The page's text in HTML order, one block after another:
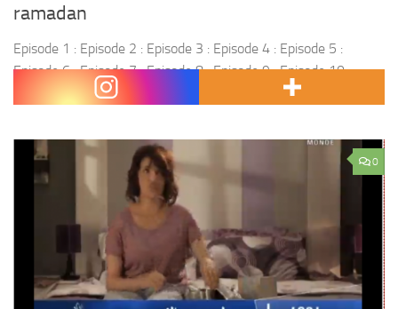
ramadan
Episode 1 : Episode 2 : Episode 3 : Episode 4 : Episode 5 :
Episode 6 : Episode 7 : Episode 8 : Episode 9 : Episode 10 :
Episode 11 : ...
0